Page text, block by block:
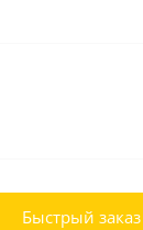
Быстрый заказ